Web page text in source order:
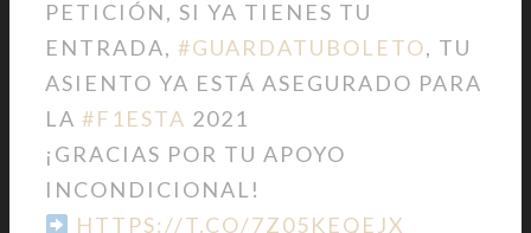
PETICIÓN, SI YA TIENES TU
ENTRADA, #GUARDATUBOLETO, TU
ASIENTO YA ESTÁ ASEGURADO PARA
LA #F1ESTA 2021
¡GRACIAS POR TU APOYO
INCONDICIONAL!
HTTPS://T.CO/7Z05KEQEJX